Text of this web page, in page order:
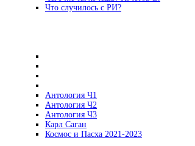
Что случилось с РИ?
Антология Ч1
Антология Ч2
Антология Ч3
Карл Саган
Космос и Пасха 2021-2023